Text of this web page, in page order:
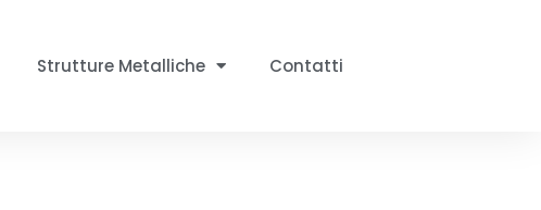
Strutture Metalliche Contatti